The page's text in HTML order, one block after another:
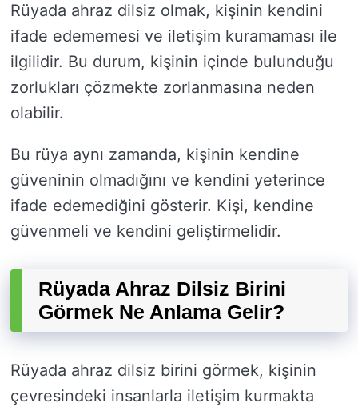
Rüyada ahraz dilsiz olmak, kişinin kendini
ifade edememesi ve iletişim kuramaması ile
ilgilidir. Bu durum, kişinin içinde bulunduğu
zorlukları çözmekte zorlanmasına neden
olabilir.
Bu rüya aynı zamanda, kişinin kendine
güveninin olmadığını ve kendini yeterince
ifade edemediğini gösterir. Kişi, kendine
güvenmeli ve kendini geliştirmelidir.
Rüyada Ahraz Dilsiz Birini
Görmek Ne Anlama Gelir?
Rüyada ahraz dilsiz birini görmek, kişinin
çevresindeki insanlarla iletişim kurmakta